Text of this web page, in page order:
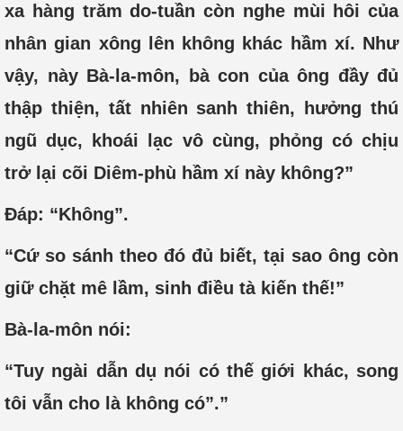
xa hàng trăm do-tuần còn nghe mùi hôi của
nhân gian xông lên không khác hầm xí. Như
vậy, này Bà-la-môn, bà con của ông đầy đủ
thập thiện, tất nhiên sanh thiên, hưởng thú
ngũ dục, khoái lạc vô cùng, phỏng có chịu
trở lại cõi Diêm-phù hầm xí này không?”
Đáp: “Không”.
“Cứ so sánh theo đó đủ biết, tại sao ông còn
giữ chặt mê lầm, sinh điều tà kiến thế!”
Bà-la-môn nói:
“Tuy ngài dẫn dụ nói có thế giới khác, song
tôi vẫn cho là không có”.”